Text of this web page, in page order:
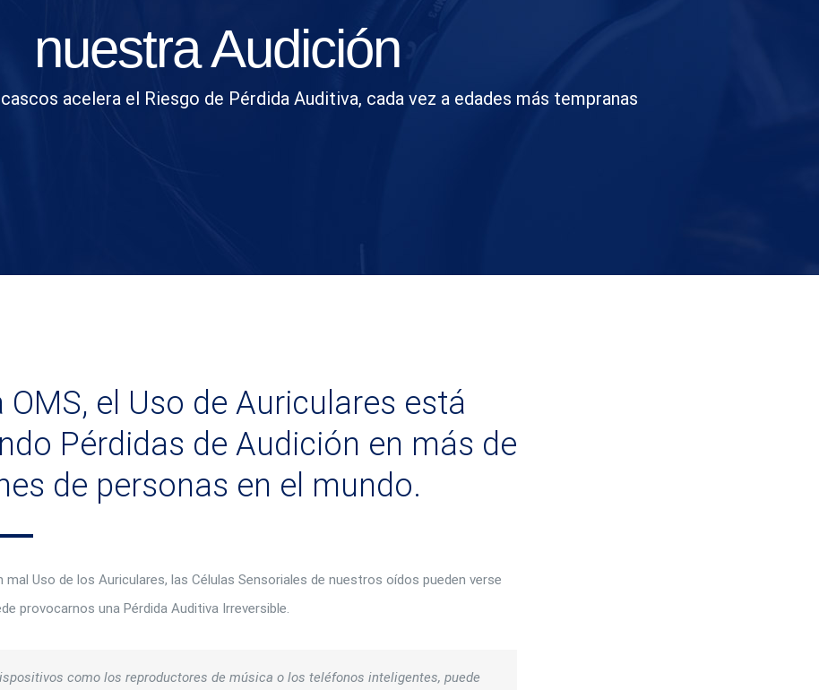
nuestra Audición
acelera el Riesgo de Pérdida Auditiva, cada vez a edades más tempranas
OMS, el Uso de Auriculares está
Pérdidas de Audición en más de
de personas en el mundo.
mal Uso de los Auriculares, las Células Sensoriales de nuestros oídos pueden verse
provocarnos una Pérdida Auditiva Irreversible.
como los reproductores de música o los teléfonos inteligentes, puede